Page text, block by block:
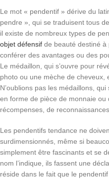
Le mot « pendentif » dérive du
pendre », qui se traduisent tous
il existe de nombreux types de
objet défensif de beauté destiné à
conférer des avantages ou des
Le médaillon, qui s’ouvre pour
photo ou une mèche de cheveux,
N’oublions pas les médaillons,
en forme de pièce de monnaie
récompenses, de
Les pendentifs tendance ne
surdimensionnés, même si
simplement être fascinants et se
nom l’indique, ils fassent une
réside dans le fait que le